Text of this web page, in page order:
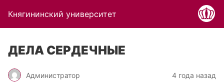
Княгининский университет
ДЕЛА СЕРДЕЧНЫЕ
Администратор 4 года назад